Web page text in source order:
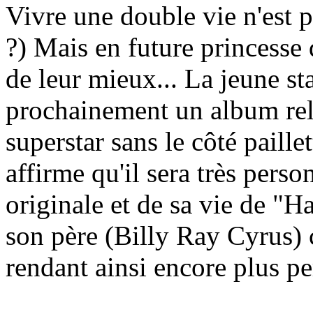
Vivre une double vie n'est
?) Mais en future
de leur mieux... La jeune
prochainement un album
superstar sans le côté
affirme qu'il sera très
originale et de sa vie de
son père (Billy Ray Cyrus)
rendant ainsi encore plus